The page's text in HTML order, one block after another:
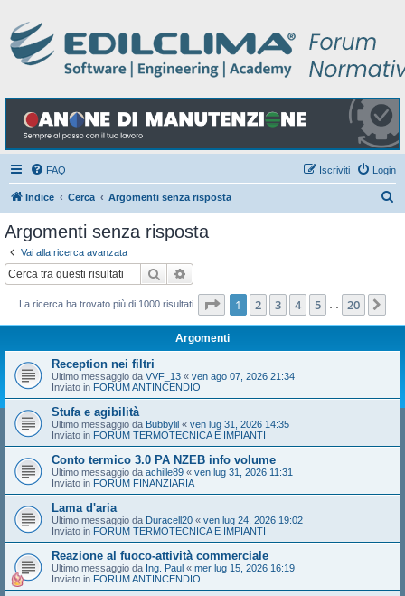
FAQ Login
Iscriviti
Indice Cerca Argomenti senza risposta
Argomenti senza risposta
Vai alla ricerca avanzata
Cerca
La ricerca ha trovato più di 1000 risultati Pagina di 20
1 2 3 4 5 20
Argomenti
Reception nei filtri
Ultimo messaggio da VVF_13 « ven ago 07, 2026 21:34
Inviato in FORUM ANTINCENDIO
Stufa e agibilità
Ultimo messaggio da Bubbylil « ven lug 31, 2026 14:35
Inviato in FORUM TERMOTECNICA E IMPIANTI
Conto termico 3.0 PA NZEB info volume
Ultimo messaggio da achille89 « ven lug 31, 2026 11:31
Inviato in FORUM FINANZIARIA
Lama d'aria
Ultimo messaggio da Duracell20 « ven lug 24, 2026 19:02
Inviato in FORUM TERMOTECNICA E IMPIANTI
Reazione al fuoco-attività commerciale
Ultimo messaggio da Ing. Paul « mer lug 15, 2026 16:19
Inviato in FORUM ANTINCENDIO